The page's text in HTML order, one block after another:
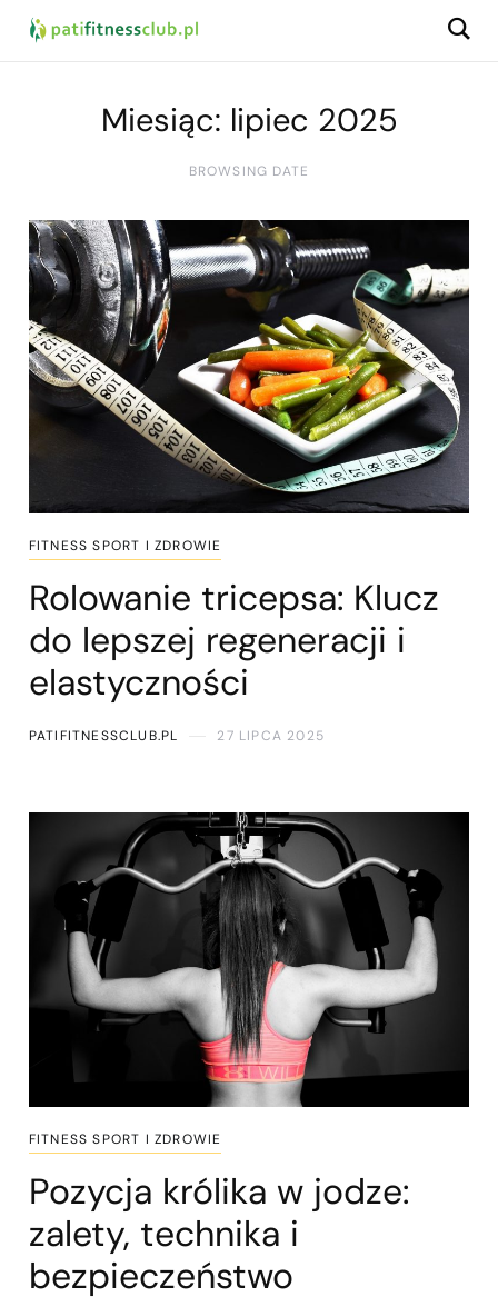
Miesiąc: lipiec 2025
BROWSING DATE
FITNESS SPORT I ZDROWIE
Rolowanie tricepsa: Klucz
do lepszej regeneracji i
elastyczności
PATIFITNESSCLUB.PL 27 LIPCA 2025
FITNESS SPORT I ZDROWIE
Pozycja królika w jodze:
zalety, technika i
bezpieczeństwo